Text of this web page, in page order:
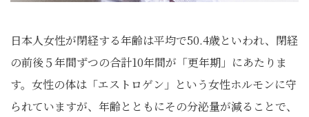
日本人女性が閉経する年齢は平均で50.4歳といわれ、閉経
の前後５年間ずつの合計10年間が「更年期」にあたりま
す。女性の体は「エストロゲン」という女性ホルモンに守
られていますが、年齢とともにその分泌量が減ることで、